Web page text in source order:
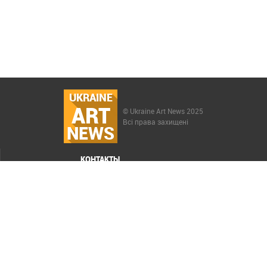
UKRAINE
ART
NEWS
© Ukraine Art News 2025
Всі права захищені
КОНТАКТЫ